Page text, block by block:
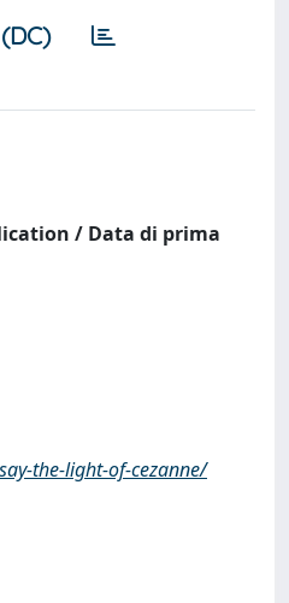
/ Data di prima
the-light-of-cezanne/